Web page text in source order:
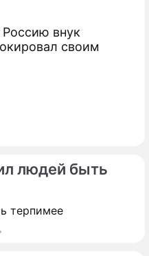
внук
своим
людей быть